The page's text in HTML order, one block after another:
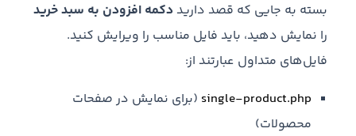
بسته به جایی که قصد دارید دکمه افزودن به سبد خرید
را نمایش دهید، باید فایل مناسب را ویرایش کنید.
فایل‌های متداول عبارتند از:
single-product.php (برای نمایش در صفحات
محصولات)